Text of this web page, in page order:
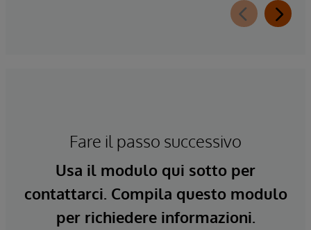
Fare il passo successivo
Usa il modulo qui sotto per
contattarci. Compila questo modulo
per richiedere informazioni.